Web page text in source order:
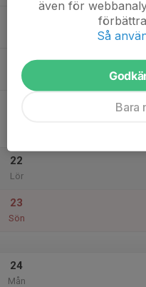
Tor
19:00
Träning Gräs
Norrvalla Plan 5
Match mot
22
Lör
23
Sön
24
Mån
även för
Så
Bara